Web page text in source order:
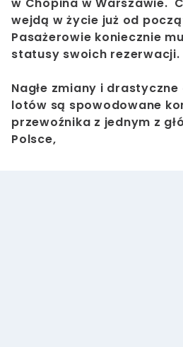
w Chopina w Warszawie.
wejdą w życie już od
Pasażerowie koniecznie
statusy swoich rezerwacji.
Nagłe zmiany i
lotów są spowodowane
przewoźnika z jednym z
Polsce,